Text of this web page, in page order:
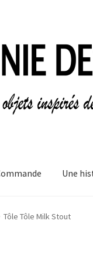
Une
Informations légales
Tôle Tôle Milk Stout